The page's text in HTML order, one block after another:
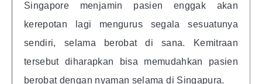
Singapore menjamin pasien enggak akan
kerepotan lagi mengurus segala sesuatunya
sendiri, selama berobat di sana.
Kemitraan
tersebut diharapkan bisa memudahkan pasien
berobat dengan nyaman selama di Singapura.